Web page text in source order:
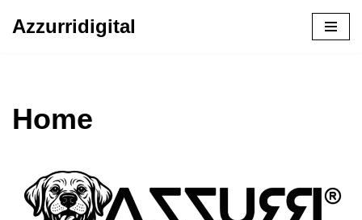
Azzurridigital
Home